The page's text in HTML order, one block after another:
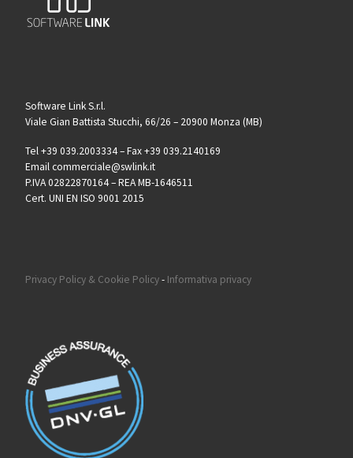
Software Link S.r.l.
Viale Gian Battista Stucchi, 66/26 – 20900 Monza (MB)
Tel +39 039.2003334 – Fax +39 039.2140169
Email commerciale@swlink.it
P.IVA 02822870164 – REA MB-1646511
Cert. UNI EN ISO 9001 2015
Privacy Policy & Cookie Policy- Informativa privacy